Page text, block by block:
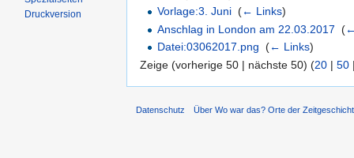
Vorlage:3. Juni (← Links)
Anschlag in London am 22.03.2017
(
Datei:03062017.png
(← Links)
Zeige (vorherige 50 | nächste 50) (20 | 50
Druckversion
Datenschutz Über Wo war das? Orte der